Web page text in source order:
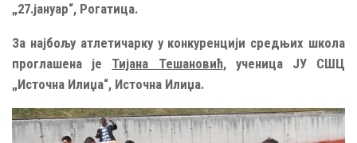
„27.јануар“, Рогатица.
За најбољу атлетичарку у конкуренцији средњих школа
проглашена је Тијана Тешановић, ученица ЈУ СШЦ
„Источна Илиџа“, Источна Илиџа.